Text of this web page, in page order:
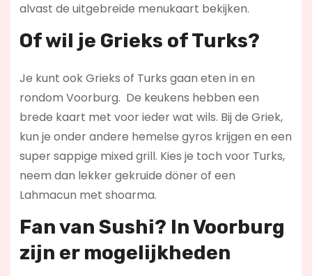
alvast de uitgebreide menukaart bekijken.
Of wil je Grieks of Turks?
Je kunt ook Grieks of Turks gaan eten in en
rondom Voorburg. De keukens hebben een
brede kaart met voor ieder wat wils. Bij de Griek,
kun je onder andere hemelse gyros krijgen en een
super sappige mixed grill. Kies je toch voor Turks,
neem dan lekker gekruide döner of een
Lahmacun met shoarma.
Fan van Sushi? In Voorburg
zijn er mogelijkheden